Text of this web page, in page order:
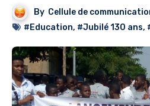
By Cellule de
#Education, #Jubilé 130 ans,